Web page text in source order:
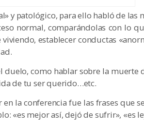
y patológico, para ello habló de las
normal, comparándolas con lo
establecer conductas
duelo, como hablar sobre la muerte
de tu ser querido…etc.
la conferencia fue las frases que
«es mejor así, dejó de sufrir», «es